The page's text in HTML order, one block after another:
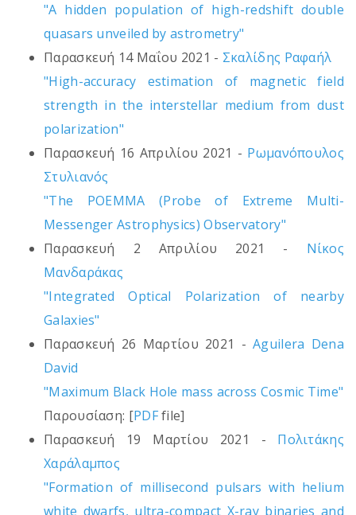
"A hidden population of high-redshift double
quasars unveiled by astrometry"
Παρασκευή 14 Μαΐου 2021 - Σκαλίδης Ραφαήλ
"High-accuracy estimation of magnetic field
strength in the interstellar medium from dust
polarization"
Παρασκευή 16 Απριλίου 2021 - Ρωμανόπουλος
Στυλιανός
"The POEMMA (Probe of Extreme Multi-
Messenger Astrophysics) Observatory"
Παρασκευή 2 Απριλίου 2021 - Νίκος
Μανδαράκας
"Integrated Optical Polarization of nearby
Galaxies"
Παρασκευή 26 Μαρτίου 2021 -Aguilera Dena
David
"Maximum Black Hole mass across Cosmic Time"
Παρουσίαση: [PDFfile]
Παρασκευή 19 Μαρτίου 2021 - Πολιτάκης
Χαράλαμπος
"Formation of millisecond pulsars with helium
white dwarfs, ultra-compact X-ray binaries and